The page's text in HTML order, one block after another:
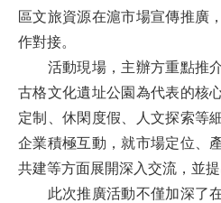
區文旅資源在滬市場宣傳推廣
作對接。
活動現場，主辦方重點推
古格文化遺址公園為代表的核
定制、休閑度假、人文探索等
企業積極互動，就市場定位、
共建等方面展開深入交流，並提
此次推廣活動不僅加深了